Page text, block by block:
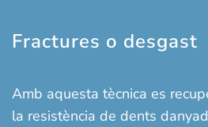
Fractures o desgast
Amb aquesta tècnica es
la resistència de dents